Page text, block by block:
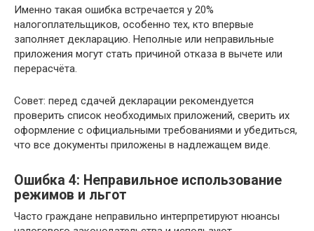
Именно такая ошибка встречается у 20%
налогоплательщиков, особенно тех, кто впервые
заполняет декларацию. Неполные или неправильные
приложения могут стать причиной отказа в вычете или
перерасчёта.
Совет: перед сдачей декларации рекомендуется
проверить список необходимых приложений, сверить их
оформление с официальными требованиями и убедиться,
что все документы приложены в надлежащем виде.
Ошибка 4: Неправильное использование
режимов и льгот
Часто граждане неправильно интерпретируют нюансы